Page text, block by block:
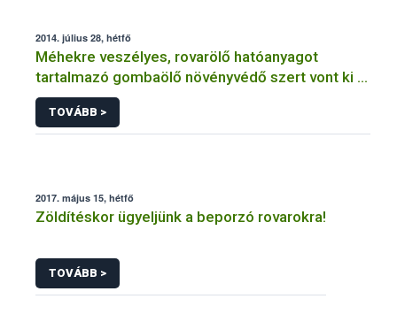
2014. július 28, hétfő
Méhekre veszélyes, rovarölő hatóanyagot
tartalmazó gombaölő növényvédő szert vont ki a
forgalomból a NÉBIH
TOVÁBB >
2017. május 15, hétfő
Zöldítéskor ügyeljünk a beporzó rovarokra!
TOVÁBB >